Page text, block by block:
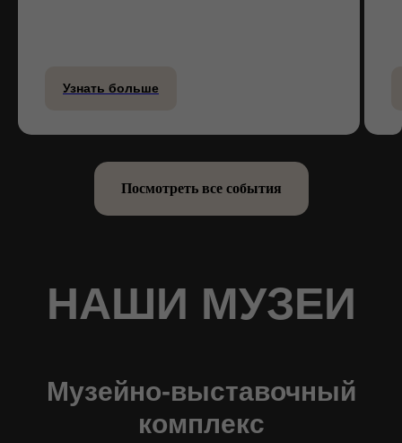
Узнать больше
Посмотреть все события
Музейно-выставочный
комплекс
НАШИ МУЗЕИ